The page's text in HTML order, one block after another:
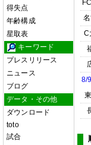
得失点
年齢構成
星取表
キーワード
プレスリリース
ニュース
ブログ
データ・その他
ダウンロード
toto
試合
C
8/